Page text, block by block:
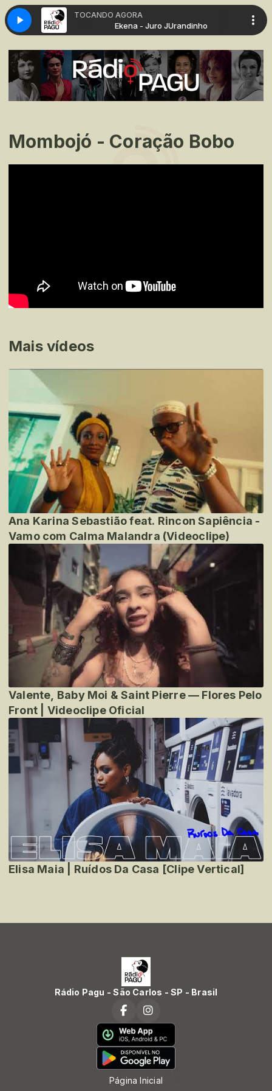
TOCANDO AGORA
Ekena - Juro JUrandinho
Mombojó - Coração Bobo
Mais vídeos
Ana Karina Sebastião feat. Rincon Sapiência -
Vamo com Calma Malandra (Videoclipe)
Valente, Baby Moi & Saint Pierre — Flores Pelo
Front | Videoclipe Oficial
Elisa Maia | Ruídos Da Casa [Clipe Vertical]
Rádio Pagu - São Carlos - SP - Brasil
Página Inicial